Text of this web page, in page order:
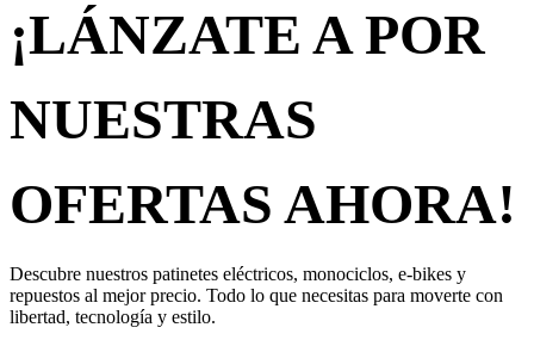
¡LÁNZATE A POR
NUESTRAS
OFERTAS AHORA!
Descubre nuestros patinetes eléctricos, monociclos, e-bikes y
repuestos al mejor precio. Todo lo que necesitas para moverte con
libertad, tecnología y estilo.